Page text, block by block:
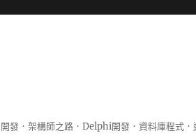
．架構師之路．Delphi開發．資料庫程式．